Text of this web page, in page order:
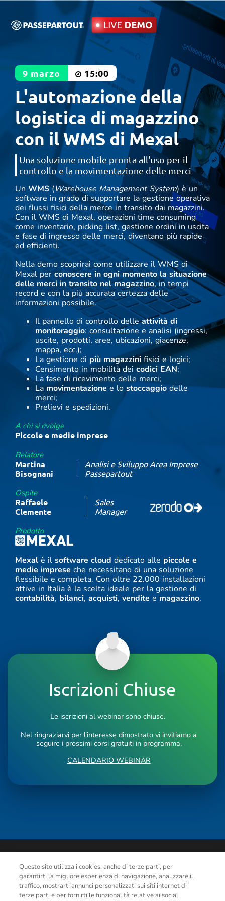
9 marzo 15:00
L'automazione della
logistica di magazzino
con il WMS di Mexal
Una soluzione mobile pronta all'uso per il
controllo e la movimentazione delle merci
Un WMS(Warehouse Management System) è un
software in grado di supportare la gestione operativa
dei flussi fisici della merce in transito dai magazzini.
Con il WMS di Mexal, operazioni time consuming
come inventario, picking list, gestione ordini in uscita
e fase di ingresso delle merci, diventano più rapide
ed efficienti.
Nella demo scoprirai come utilizzare il WMS di
Mexal perconoscere in ogni momento la situazione
delle merci in transito nel magazzino, in tempi
record e con la più accurata certezza delle
informazioni possibile.
Il pannello di controllo delleattività di
monitoraggio: consultazione e analisi (ingressi,
uscite, prodotti, aree, ubicazioni, giacenze,
mappa, ecc.);
La gestione di più magazzini fisici e logici;
Censimento in mobilità deicodici EAN;
La fase di ricevimento delle merci;
La movimentazione e lo stoccaggio delle
merci;
Prelievi e spedizioni.
A chi si rivolge
Piccole e medie imprese
Relatore
Martina
Bisognani
Analisi e Sviluppo Area Imprese
Passepartout
Ospite
Raffaele
Clemente
Sales
Manager
Prodotto
Mexal è il software cloud dedicato alle piccole e
medie imprese che necessitano di una soluzione
flessibile e completa. Con oltre 22.000 installazioni
attive in Italia è la scelta ideale per la gestione di
contabilità, bilanci, acquisti, vendite e magazzino.
Iscrizioni Chiuse
Le iscrizioni al webinar sono chiuse.
Nel ringraziarvi per l'interesse dimostrato vi invitiamo a
seguire i prossimi corsi gratuiti in programma.
CALENDARIO WEBINAR
Questo sito utilizza i cookies, anche di terze parti, per
garantirti la migliore esperienza di navigazione, analizzare il
traffico, mostrarti annunci personalizzati sui siti internet di
terze parti e per fornirti le funzionalità relative ai social